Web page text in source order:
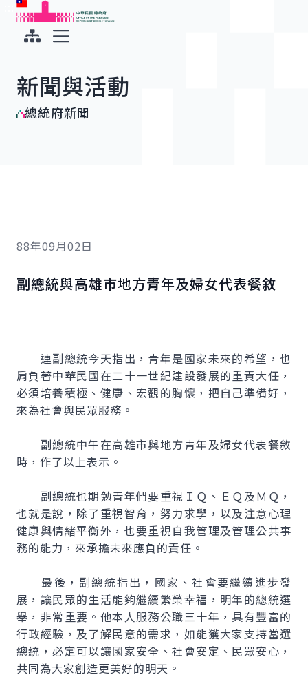
跳到主要內容
中華民國總統府
新聞與活動
總統府新聞
88年09月02日
副總統與高雄市地方青年及婦女代表餐敘
連副總統今天指出，青年是國家未來的希望，也
肩負著中華民國在二十一世紀建設發展的重責大任，
必須培養積極、健康、宏觀的胸懷，把自己準備好，
來為社會與民眾服務。
副總統中午在高雄市與地方青年及婦女代表餐敘
時，作了以上表示。
副總統也期勉青年們要重視ＩＱ、ＥＱ及ＭＱ，
也就是說，除了重視智育，努力求學，以及注意心理
健康與情緒平衡外，也要重視自我管理及管理公共事
務的能力，來承擔未來應負的責任。
最後，副總統指出，國家、社會要繼續進步發
展，讓民眾的生活能夠繼續繁榮幸福，明年的總統選
舉，非常重要。他本人服務公職三十年，具有豐富的
行政經驗，及了解民意的需求，如能獲大家支持當選
總統，必定可以讓國家安全、社會安定、民眾安心，
共同為大家創造更美好的明天。